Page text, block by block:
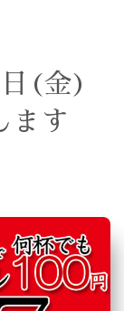
日(金)
ます